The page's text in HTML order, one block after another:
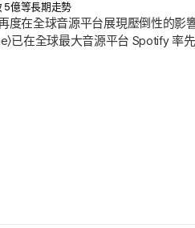
5億等長期走勢
在全球音源平台展現壓倒性的影
〉已在全球最大音源平台 Spotify 率